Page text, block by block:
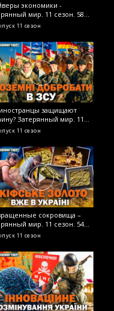
экономики -
мир. 11 сезон. 58
11 сезон
защищают
Затерянный мир. 11
56 выпуск
11 сезон
сокровища –
мир. 11 сезон. 54
11 сезон